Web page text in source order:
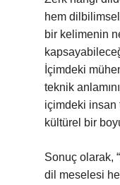
hem dilbilimsel
bir kelimenin
İçimdeki
teknik
içimdeki insan
kültürel bir
Sonuç olarak,
dil meselesi